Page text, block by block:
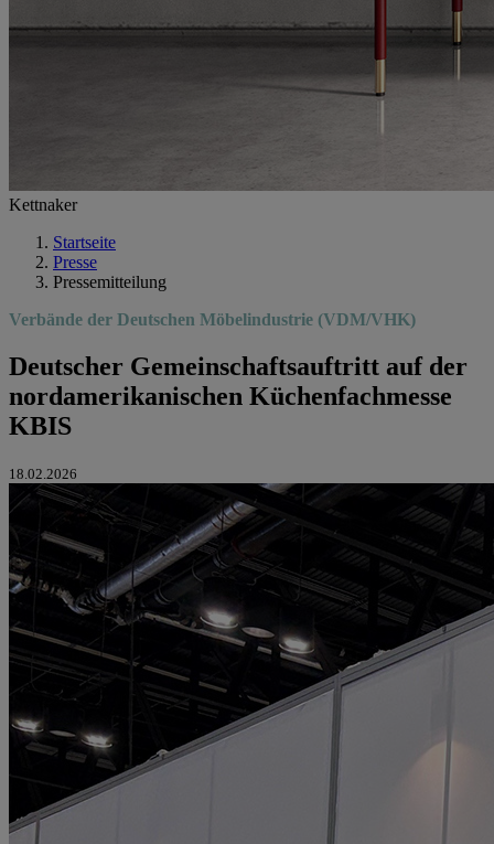
Kettnaker
Startseite
Presse
Pressemitteilung
Verbände der Deutschen Möbelindustrie (VDM/VHK)
Deutscher Gemeinschaftsauftritt auf der
nordamerikanischen Küchenfachmesse
KBIS
18.02.2026